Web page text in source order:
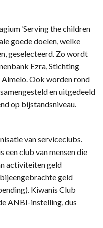
‘Serving the children
goede doelen, welke
geselecteerd. Zo wordt
Ezra, Stichting
Ook worden rond
en uitgedeeld
op bijstandsniveau.
van serviceclubs.
een club van mensen die
activiteiten geld
geld
Kiwanis Club
ANBI-instelling, dus